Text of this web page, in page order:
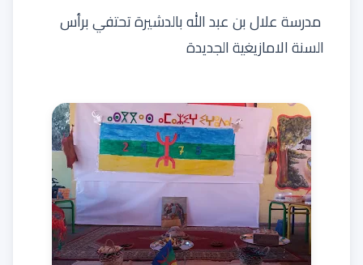
مدرسة علال بن عبد الله بالدشيرة تحتفي برأس
السنة الامازيغية الجديدة